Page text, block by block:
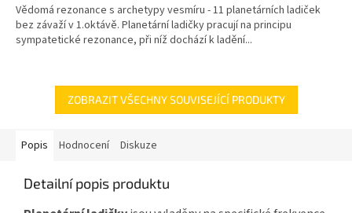
Vědomá rezonance s archetypy vesmíru - 11 planetárních ladiček
bez závaží v 1.oktávě. Planetární ladičky pracují na principu
sympatetické rezonance, při níž dochází k ladění...
ZOBRAZIT VŠECHNY SOUVISEJÍCÍ PRODUKTY
Popis Hodnocení Diskuze
Detailní popis produktu